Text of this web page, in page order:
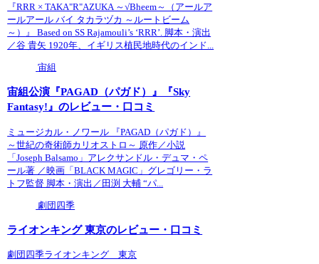
『RRR × TAKA"R"AZUKA ～√Bheem～（アールア
ールアール バイ タカラヅカ ～ルートビーム
～）』 Based on SS Rajamouli’s ‘RRR’. 脚本・演出
／谷 貴矢 1920年、イギリス植民地時代のインド...
宙組
宙組公演『PAGAD（パガド）』『Sky
Fantasy!』のレビュー・口コミ
ミュージカル・ノワール 『PAGAD（パガド）』
～世紀の奇術師カリオストロ～ 原作／小説
「Joseph Balsamo」アレクサンドル・デュマ・ペ
ール著 ／映画「BLACK MAGIC」グレゴリー・ラ
トフ監督 脚本・演出／田渕 大輔 “パ...
劇団四季
ライオンキング 東京のレビュー・口コミ
劇団四季ライオンキング 東京